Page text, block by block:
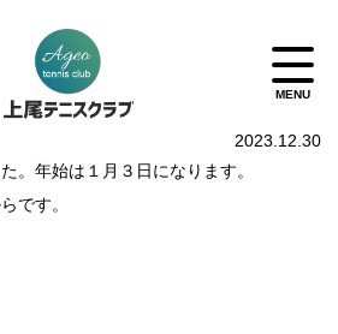
2023.12.30
。年始は１月３日になります。
です。